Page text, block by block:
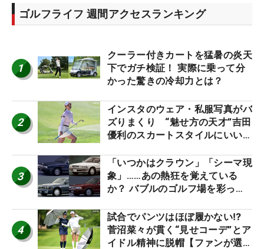
ゴルフライフ 週間アクセスランキング
1
クーラー付きカートを猛暑の炎天
下でガチ検証！ 実際に乗って分
かった驚きの冷却力とは？
2
インスタのウェア・私服写真がバ
ズりまくり “魅せ方の天才”吉田
優利のスカートスタイルにいい
3
「いつかはクラウン」「シーマ現
象」……あの熱狂を覚えている
か？ バブルのゴルフ場を彩った
4
試合でパンツはほぼ履かない⁉
菅沼菜々が貫く“見せコーデ”とア
イドル精神に脱帽【ファンが選ぶ